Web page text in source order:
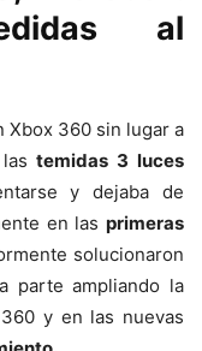
al
Xbox 360 sin lugar a
lastemidas 3 luces
y dejaba de
en las primeras
solucionaron
parte ampliando la
y en las nuevas